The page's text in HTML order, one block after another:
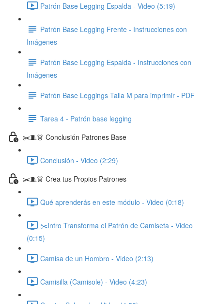
Patrón Base Legging Espalda - Video (5:19)
Patrón Base Legging Frente - Instrucciones con
Imágenes
Patrón Base Legging Espalda - Instrucciones con
Imágenes
Patrón Base Leggings Talla M para imprimir - PDF
Tarea 4 - Patrón base legging
✂️🧵👗 Conclusión Patrones Base
Conclusión - Video (2:29)
✂️🧵👗 Crea tus Propios Patrones
Qué aprenderás en este módulo - Video (0:18)
✂️Intro Transforma el Patrón de Camiseta - Video
(0:15)
Camisa de un Hombro - Video (2:13)
Camisilla (Camisole) - Video (4:23)